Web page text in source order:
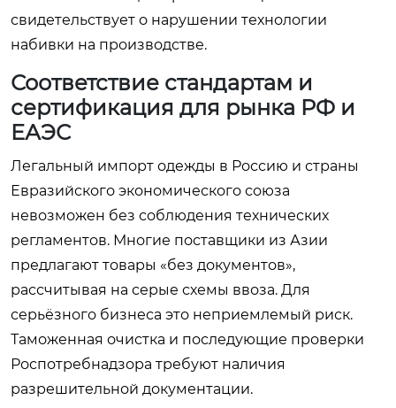
свидетельствует о нарушении технологии
набивки на производстве.
Соответствие стандартам и
сертификация для рынка РФ и
ЕАЭС
Легальный импорт одежды в Россию и страны
Евразийского экономического союза
невозможен без соблюдения технических
регламентов. Многие поставщики из Азии
предлагают товары «без документов»,
рассчитывая на серые схемы ввоза. Для
серьёзного бизнеса это неприемлемый риск.
Таможенная очистка и последующие проверки
Роспотребнадзора требуют наличия
разрешительной документации.